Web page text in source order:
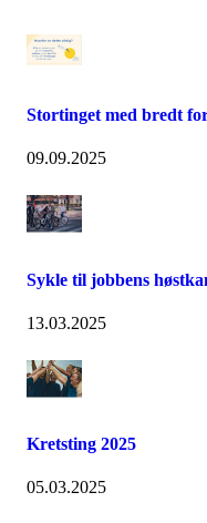
Stortinget med bredt
09.09.2025
Sykle til jobbens
13.03.2025
Kretsting 2025
05.03.2025